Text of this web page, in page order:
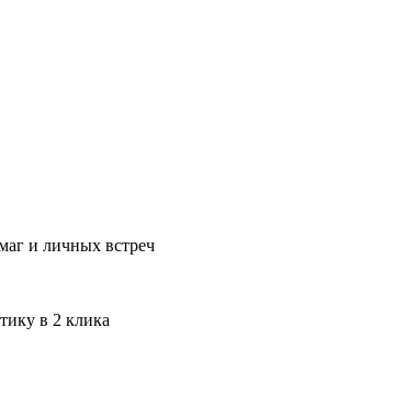
и личных встреч
в 2 клика